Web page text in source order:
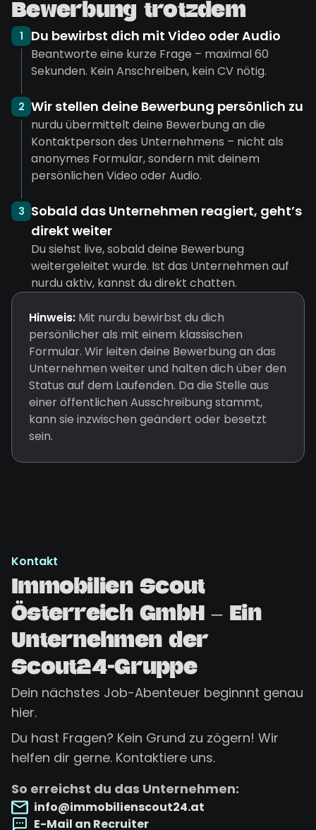
Bewerbung trotzdem
1 Du bewirbst dich mit Video oder Audio
Beantworte eine kurze Frage – maximal 60
Sekunden. Kein Anschreiben, kein CV nötig.
2 Wir stellen deine Bewerbung persönlich zu
nurdu übermittelt deine Bewerbung an die
Kontaktperson des Unternehmens – nicht als
anonymes Formular, sondern mit deinem
persönlichen Video oder Audio.
3 Sobald das Unternehmen reagiert, geht’s
direkt weiter
Du siehst live, sobald deine Bewerbung
weitergeleitet wurde. Ist das Unternehmen auf
nurdu aktiv, kannst du direkt chatten.
Hinweis: Mit nurdu bewirbst du dich
persönlicher als mit einem klassischen
Formular. Wir leiten deine Bewerbung an das
Unternehmen weiter und halten dich über den
Status auf dem Laufenden. Da die Stelle aus
einer öffentlichen Ausschreibung stammt,
kann sie inzwischen geändert oder besetzt
sein.
Kontakt
Immobilien Scout
Österreich GmbH – Ein
Unternehmen der
Scout24-Gruppe
Dein nächstes Job-Abenteuer beginnnt genau
hier.
Du hast Fragen? Kein Grund zu zögern! Wir
helfen dir gerne. Kontaktiere uns.
So erreichst du das Unternehmen:
info@immobilienscout24.at
E-Mail an Recruiter